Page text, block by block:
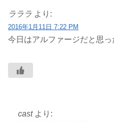
ラララ より:
2016年1月11日 7:22 PM
今日はアルファージだと思
cast より: